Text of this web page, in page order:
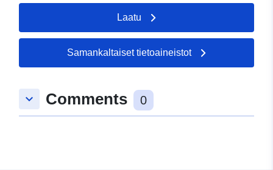
Laatu
Samankaltaiset tietoaineistot
keyboard_arrow_down Comments 0